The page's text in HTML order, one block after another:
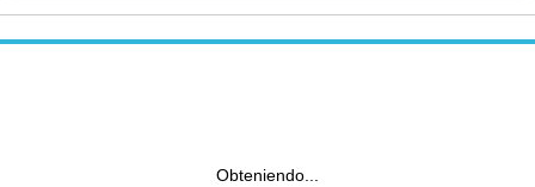
Obteniendo...